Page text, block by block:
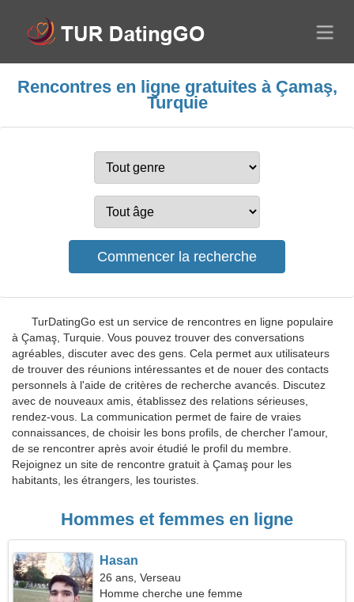
Rencontres en ligne gratuites à Çamaş,
Turquie
TurDatingGo est un service de rencontres en ligne populaire
à Çamaş, Turquie. Vous pouvez trouver des conversations
agréables, discuter avec des gens. Cela permet aux utilisateurs
de trouver des réunions intéressantes et de nouer des contacts
personnels à l'aide de critères de recherche avancés. Discutez
avec de nouveaux amis, établissez des relations sérieuses,
rendez-vous. La communication permet de faire de vraies
connaissances, de choisir les bons profils, de chercher l'amour,
de se rencontrer après avoir étudié le profil du membre.
Rejoignez un site de rencontre gratuit à Çamaş pour les
habitants, les étrangers, les touristes.
Hommes et femmes en ligne
Hasan
26 ans, Verseau
Homme cherche une femme